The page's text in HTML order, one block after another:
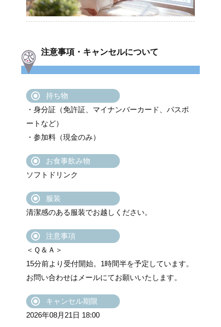
注意事項・キャンセルについて
持ち物
・身分証（免許証、マイナンバーカード、パスポ
ートなど）
・参加料（現金のみ）
お食事飲み物
ソフトドリンク
服装
清潔感のある服装でお越しください。
注意事項
＜Ｑ＆Ａ＞
15分前より受付開始。1時間半を予定しています。
お問い合わせはメールにてお願いいたします。
キャンセル期限
2026年08月21日 18:00